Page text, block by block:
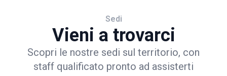
Sedi
Vieni a trovarci
Scopri le nostre sedi sul territorio, con
staff qualificato pronto ad assisterti